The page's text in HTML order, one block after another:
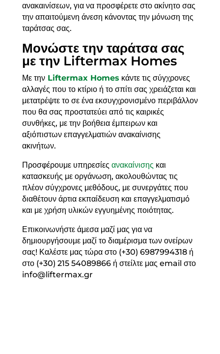
ανακαινίσεων, για να προσφέρετε στο ακίνητο σας
την απαιτούμενη άνεση κάνοντας την μόνωση της
ταράτσας σας.
Μονώστε την ταράτσα σας
με την Liftermax Homes
Με την Liftermax Homes κάντε τις σύγχρονες
αλλαγές που το κτίριο ή το σπίτι σας χρειάζεται και
μετατρέψτε το σε ένα εκσυγχρονισμένο περιβάλλον
που θα σας προστατεύει από τις καιρικές
συνθήκες, με την βοήθεια έμπειρων και
αξιόπιστων επαγγελματιών ανακαίνισης
ακινήτων.
Προσφέρουμε υπηρεσίες ανακαίνισης και
κατασκευής με οργάνωση, ακολουθώντας τις
πλέον σύγχρονες μεθόδους, με συνεργάτες που
διαθέτουν άρτια εκπαίδευση και επαγγελματισμό
και με χρήση υλικών εγγυημένης ποιότητας.
Επικοινωνήστε άμεσα μαζί μας για να
δημιουργήσουμε μαζί το διαμέρισμα των ονείρων
σας! Καλέστε μας τώρα στο (+30) 6987994318 ή
στο (+30) 215 54089866 ή στείλτε μας email στο
info@liftermax.gr